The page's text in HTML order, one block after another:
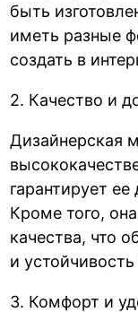
быть
иметь разные
создать в
2. Качество и
Дизайнерская
гарантирует
Кроме того,
качества, что
и
3. Комфорт и